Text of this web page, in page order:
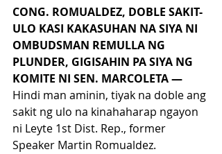
CONG. ROMUALDEZ, DOBLE SAKIT-
ULO KASI KAKASUHAN NA SIYA NI
OMBUDSMAN REMULLA NG
PLUNDER, GIGISAHIN PA SIYA NG
KOMITE NI SEN. MARCOLETA —
Hindi man aminin, tiyak na doble ang
sakit ng ulo na kinahaharap ngayon
ni Leyte 1st Dist. Rep., former
Speaker Martin Romualdez.